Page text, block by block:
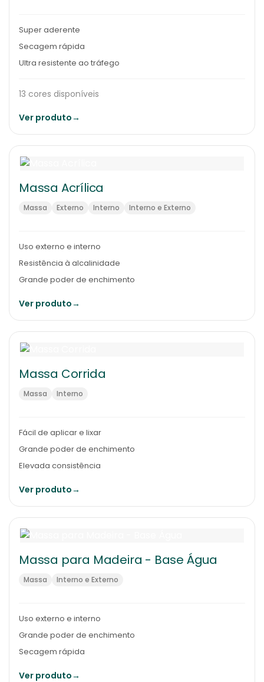
Super aderente
Secagem rápida
Ultra resistente ao tráfego
13 cores disponíveis
Ver produto→
Massa Acrílica
Massa Externo Interno Interno e Externo
Uso externo e interno
Resistência à alcalinidade
Grande poder de enchimento
Ver produto→
Massa Corrida
Massa Interno
Fácil de aplicar e lixar
Grande poder de enchimento
Elevada consistência
Ver produto→
Massa para Madeira - Base Água
Massa Interno e Externo
Uso externo e interno
Grande poder de enchimento
Secagem rápida
Ver produto→